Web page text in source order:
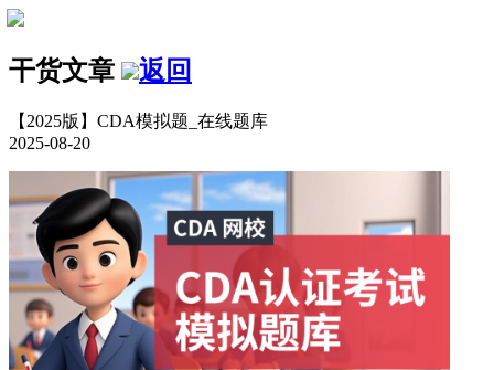
干货文章 返回
【2025版】CDA模拟题_在线题库
2025-08-20